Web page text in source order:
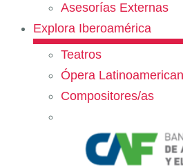
Asesorías Externas
Explora Iberoamérica
Teatros
Ópera
Compositores/as